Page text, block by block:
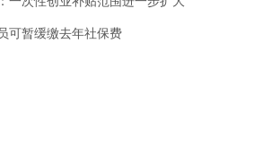
可暂缓缴去年社保费